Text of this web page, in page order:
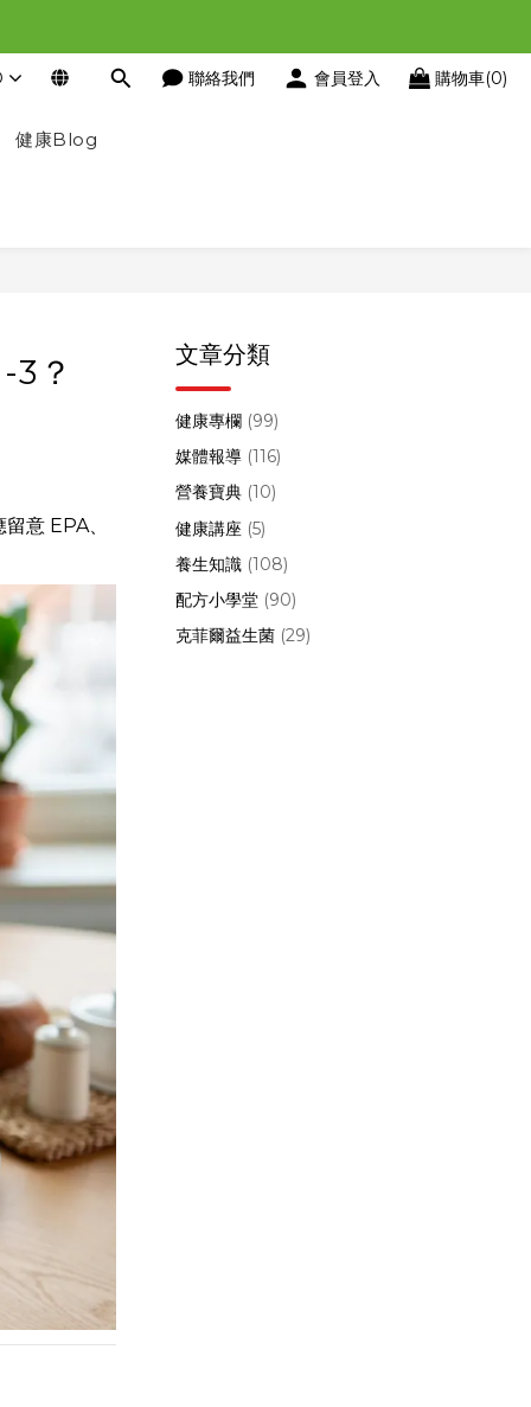
聯絡我們 會員登入 購物車(0)
健康Blog
？
意 EPA、
文章分類
健康專欄 (99)
媒體報導 (116)
營養寶典 (10)
健康講座 (5)
養生知識 (108)
配方小學堂 (90)
克菲爾益生菌 (29)